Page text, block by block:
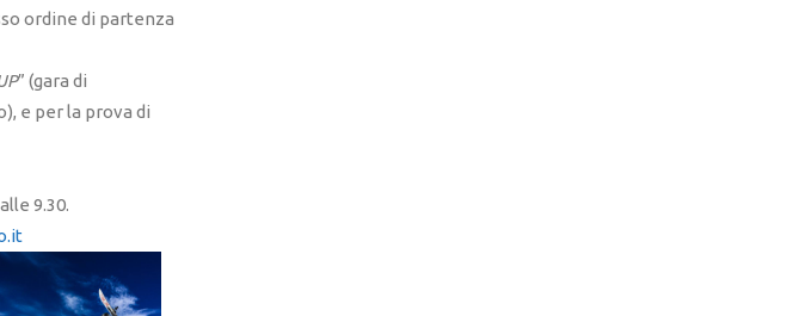
ordine di partenza
” (gara di
e per la prova di
9.30.